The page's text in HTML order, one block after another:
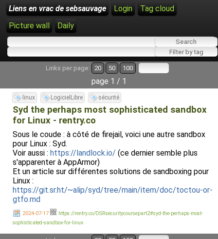
Liens en vrac de sebsauvage Login
Tag cloud
Picture wall
Daily
Links per page: 20 50 100
page 1 / 1
linux LogicielLibre sécurité
Syd the perhaps most sophisticated sandbox
for Linux - rentry.co
Sous le coude : à côté de firejail, voici une autre sandbox
pour Linux : Syd.
Voir aussi : https://landlock.io/ (ce dernier semble plus
s'apparenter à AppArmor)
Et un article sur différentes solutions de sandboxing pour
Linux :
https://git.sr.ht/~alip/syd/tree/main/item/doc/toctou-or-
gtfo.md
2024-07-17
https://rentry.co/DSRsecuritycoursepart2#syd-the-perhaps-most-
sophisticated-sandbox-for-linux